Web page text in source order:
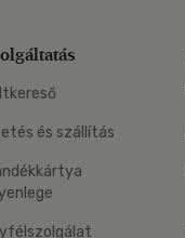
és szállítás